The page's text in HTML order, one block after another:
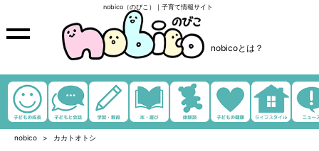
nobico（のびこ）｜子育て情報サイト
nobicoとは？
nobico カカトオトシ